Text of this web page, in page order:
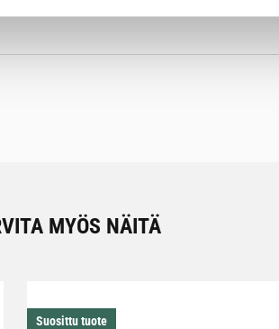
MYÖS NÄITÄ
Suosittu tuote